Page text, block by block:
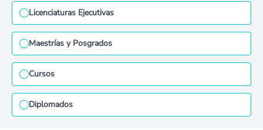
Licenciaturas Ejecutivas
Maestrías y Posgrados
Cursos
Diplomados